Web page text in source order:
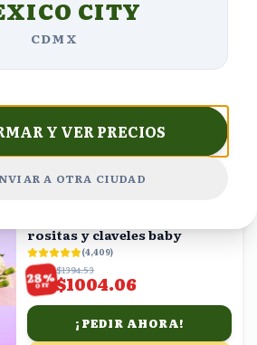
Margaritas en ramo
$892.49
¡PEDIR AHORA!
ENTREGA URGENTE
rositas y claveles baby
(4,409)
28%
OFF
$1394.53
$1004.06
¡PEDIR AHORA!
CITY
CDMX
Y VER PRECIOS
A OTRA CIUDAD